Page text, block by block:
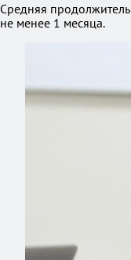
Средняя
не менее 1 месяца.